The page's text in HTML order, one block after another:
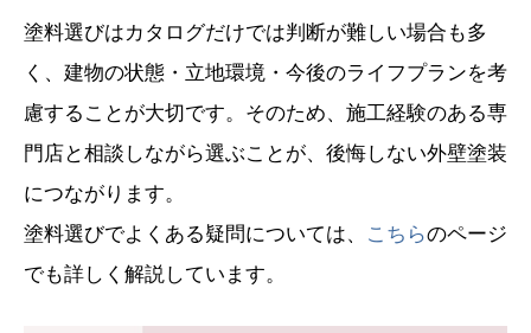
塗料選びはカタログだけでは判断が難しい場合も多
く、建物の状態・立地環境・今後のライフプランを考
慮することが大切です。そのため、施工経験のある専
門店と相談しながら選ぶことが、後悔しない外壁塗装
につながります。
塗料選びでよくある疑問については、
こちらのページ
でも詳しく解説しています。